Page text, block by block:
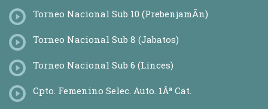
Torneo Nacional Sub 10 (PrebenjamÃ­n)
Torneo Nacional Sub 8 (Jabatos)
Torneo Nacional Sub 6 (Linces)
Cpto. Femenino Selec. Auto. 1Âª Cat.